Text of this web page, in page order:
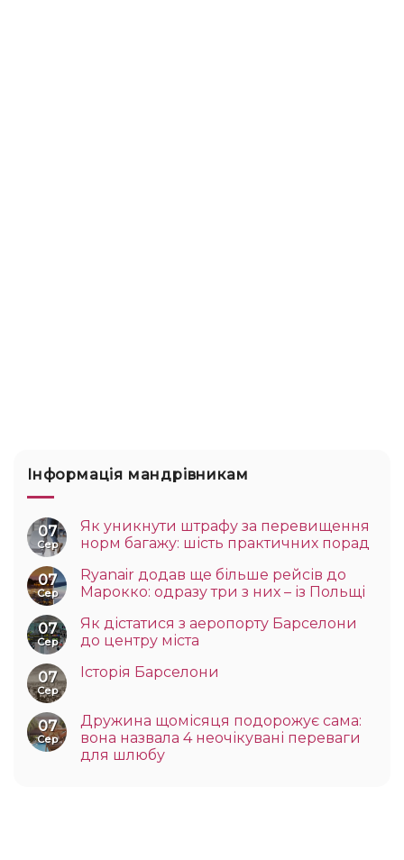
Інформація мандрівникам
07
Сер
Як уникнути штрафу за перевищення
норм багажу: шість практичних порад
07
Сер
Ryanair додав ще більше рейсів до
Марокко: одразу три з них – із Польщі
07
Сер
Як дістатися з аеропорту Барселони
до центру міста
07
Сер
Історія Барселони
07
Сер
Дружина щомісяця подорожує сама:
вона назвала 4 неочікувані переваги
для шлюбу